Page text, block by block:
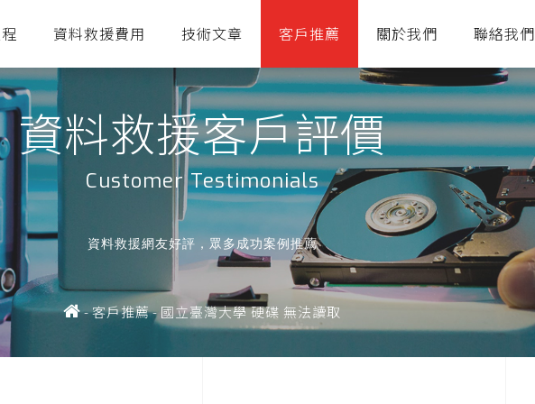
資料救援費用 技術文章 客戶推薦 關於我們 聯絡我們
資料救援客戶評價
Customer Testimonials
資料救援網友好評，眾多成功案例推薦
-客戶推薦- 國立臺灣大學 硬碟 無法讀取